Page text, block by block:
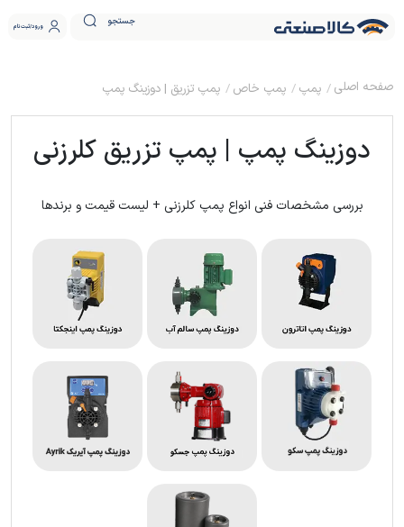
جستجو ورود ثبت نام
پمپ پمپ خاص پمپ تزریق | دوزینگ پمپ
دوزینگ پمپ | پمپ تزریق کلرزنی
بررسی مشخصات فنی انواع پمپ کلرزنی + لیست قیمت و برندها